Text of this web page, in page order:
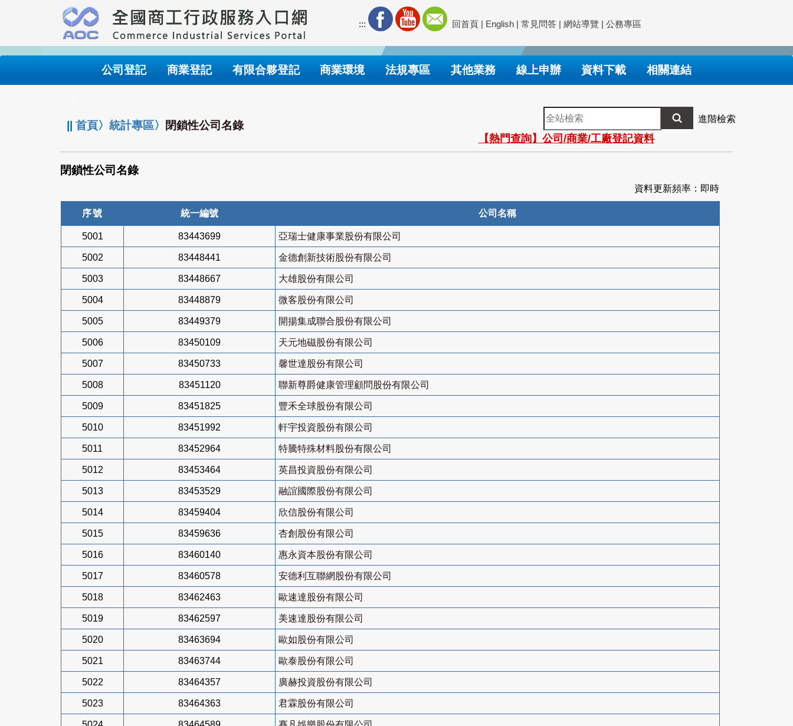
要
內
::: 回首頁 | English | 常見問答 | 網站導覽 | 公務專區
公司登記 商業登記 有限合夥登記 商業環境 法規專區 其他業務 線上申辦 資料下載 相關連結
||首頁〉統計專區〉 閉鎖性公司名錄
全
站
檢
索
進階檢索
【熱門查詢】公司/商業/工廠登記資料
閉鎖性公司名錄
資料更新頻率：即時
序號 統一編號 公司名稱
5001 83443699 亞瑞士健康事業股份有限公司
5002 83448441 金德創新技術股份有限公司
5003 83448667 大雄股份有限公司
5004 83448879 微客股份有限公司
5005 83449379 開揚集成聯合股份有限公司
5006 83450109 天元地磁股份有限公司
5007 83450733 馨世達股份有限公司
5008 83451120 聯新尊爵健康管理顧問股份有限公司
5009 83451825 豐禾全球股份有限公司
5010 83451992 軒宇投資股份有限公司
5011 83452964 特騰特殊材料股份有限公司
5012 83453464 英昌投資股份有限公司
5013 83453529 融誼國際股份有限公司
5014 83459404 欣信股份有限公司
5015 83459636 杏創股份有限公司
5016 83460140 惠永資本股份有限公司
5017 83460578 安德利互聯網股份有限公司
5018 83462463 歐速達股份有限公司
5019 83462597 美速達股份有限公司
5020 83463694 歐如股份有限公司
5021 83463744 歐泰股份有限公司
5022 83464357 廣赫投資股份有限公司
5023 83464363 君霖股份有限公司